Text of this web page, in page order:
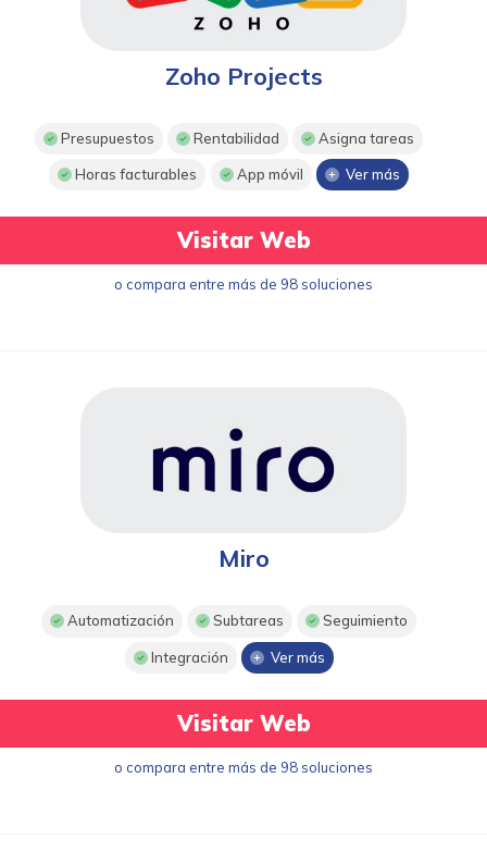
Zoho Projects
Presupuestos Rentabilidad Asigna tareas
Horas facturables App móvil Ver más
Visitar Web
o compara entre más de 98 soluciones
Miro
Automatización Subtareas Seguimiento
Integración Ver más
Visitar Web
o compara entre más de 98 soluciones